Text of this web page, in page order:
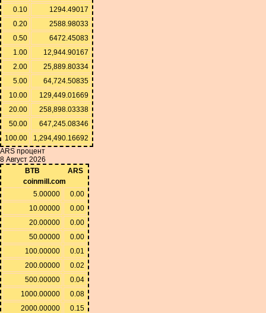
0.10
1294.49017
0.20
2588.98033
0.50
6472.45083
1.00
12,944.90167
2.00
25,889.80334
5.00
64,724.50835
10.00
129,449.01669
20.00
258,898.03338
50.00
647,245.08346
100.00
1,294,490.16692
ARS процент
8 Август 2026
BTB
ARS
coinmill.com
5.00000
0.00
10.00000
0.00
20.00000
0.00
50.00000
0.00
100.00000
0.01
200.00000
0.02
500.00000
0.04
1000.00000
0.08
2000.00000
0.15